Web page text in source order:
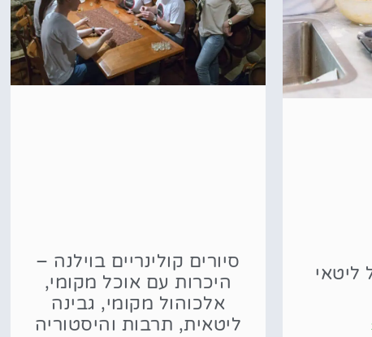
ליטאי
סיורים קולינריים בוילנה –
היכרות עם אוכל מקומי,
אלכוהול מקומי, גבינה
ליטאית, תרבות והיסטוריה